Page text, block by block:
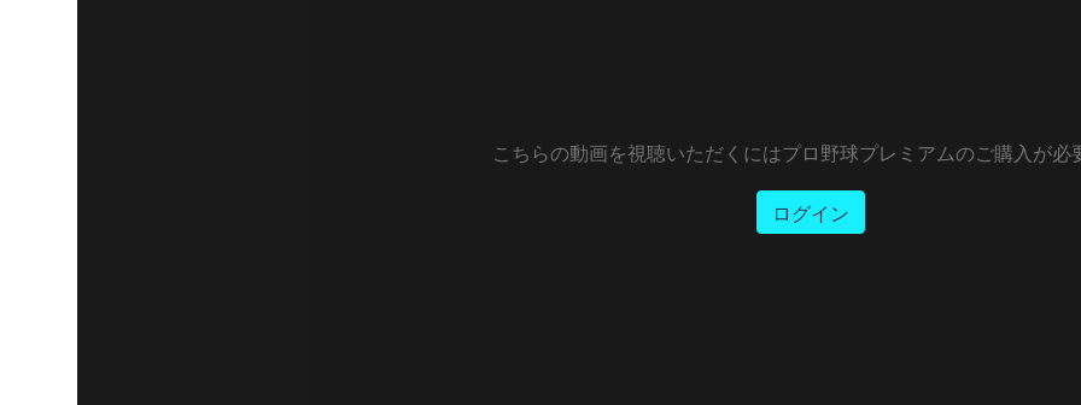
こちらの動画を視聴いただくにはプロ野球プレミアムのご購入が必
ログイン